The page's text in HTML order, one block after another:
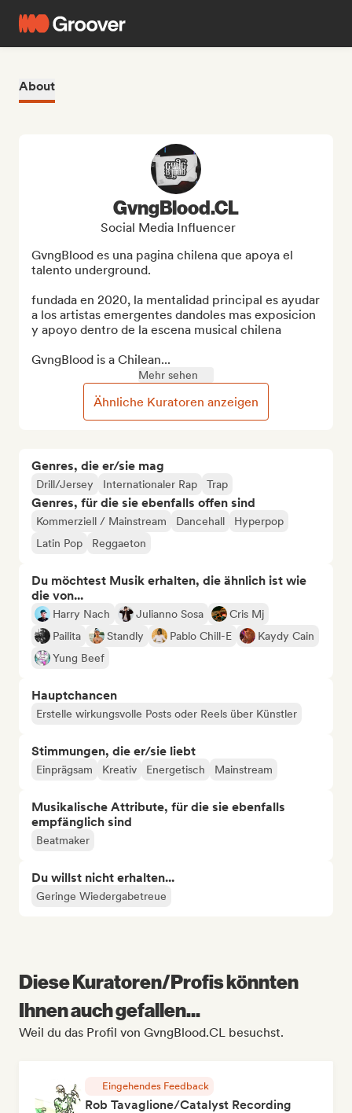
About
Genres, die er/sie mag
Drill/Jersey Internationaler Rap Trap
Genres, für die sie ebenfalls offen sind
Kommerziell / Mainstream Dancehall
Hyperpop
Latin Pop
Reggaeton
Du möchtest Musik erhalten, die ähnlich ist wie
die von...
Harry Nach Julianno Sosa
Cris Mj
Pailita
Standly Pablo Chill-E
Kaydy Cain
Yung Beef
Hauptchancen
Erstelle wirkungsvolle Posts oder Reels über Künstler
Stimmungen, die er/sie liebt
Einprägsam Kreativ Energetisch Mainstream
Musikalische Attribute, für die sie ebenfalls
empfänglich sind
Beatmaker
Du willst nicht erhalten...
Geringe Wiedergabetreue
GvngBlood.CL
Social Media Influencer
GvngBlood es una pagina chilena que apoya el
talento underground.
fundada en 2020, la mentalidad principal es ayudar
a los artistas emergentes dandoles mas exposicion
y apoyo dentro de la escena musical chilena
GvngBlood is a Chilean...
Mehr sehen
Ähnliche Kuratoren anzeigen
Diese Kuratoren/Profis könnten
Ihnen auch gefallen...
Weil du das Profil von GvngBlood.CL besuchst.
Eingehendes Feedback
Rob Tavaglione/Catalyst Recording